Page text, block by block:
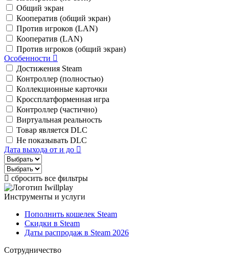
Общий экран
Кооператив (общий экран)
Против игроков (LAN)
Кооператив (LAN)
Против игроков (общий экран)
Особенности
Достижения Steam
Контроллер (полностью)
Коллекционные карточки
Кроссплатформенная игра
Контроллер (частично)
Виртуальная реальность
Товар является DLC
Не показывать DLC
Дата выхода от и до
сбросить все фильтры
Инструменты и услуги
Пополнить кошелек Steam
Скидки в Steam
Даты распродаж в Steam 2026
Сотрудничество